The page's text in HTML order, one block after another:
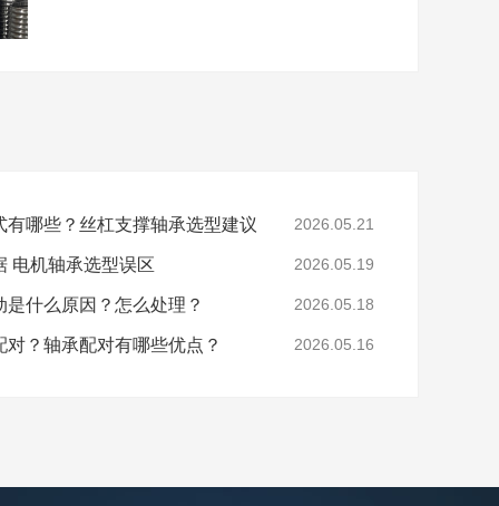
哪些？丝杠支撑轴承选型建议 2026.05.21
电机轴承选型误区 2026.05.19
什么原因？怎么处理？ 2026.05.18
？轴承配对有哪些优点？ 2026.05.16